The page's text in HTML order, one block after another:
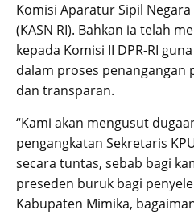
Komisi Aparatur Sipil
(KASN RI). Bahkan ia telah
kepada Komisi II DPR-RI
dalam proses penangangan
dan transparan.
“Kami akan mengusut
pengangkatan Sekretaris
secara tuntas, sebab bagi
preseden buruk bagi
Kabupaten Mimika,